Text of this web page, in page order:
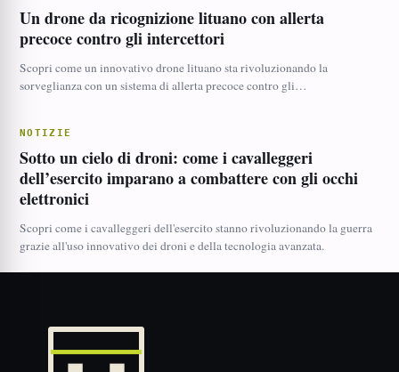
Un drone da ricognizione lituano con allerta
precoce contro gli intercettori
Scopri come un innovativo drone lituano sta rivoluzionando la
sorveglianza con un sistema di allerta precoce contro gli…
NOTIZIE
Sotto un cielo di droni: come i cavalleggeri
dell’esercito imparano a combattere con gli occhi
elettronici
Scopri come i cavalleggeri dell'esercito stanno rivoluzionando la guerra
grazie all'uso innovativo dei droni e della tecnologia avanzata.